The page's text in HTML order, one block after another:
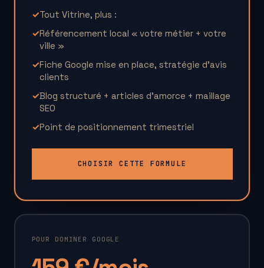
✓Tout Vitrine, plus :
✓Référencement local « votre métier + votre
ville »
✓Fiche Google mise en place, stratégie d’avis
clients
✓Blog structuré + articles d'amorce + maillage
SEO
✓Point de positionnement trimestriel
CHOISIR CETTE FORMULE
POUR DOMINER GOOGLE